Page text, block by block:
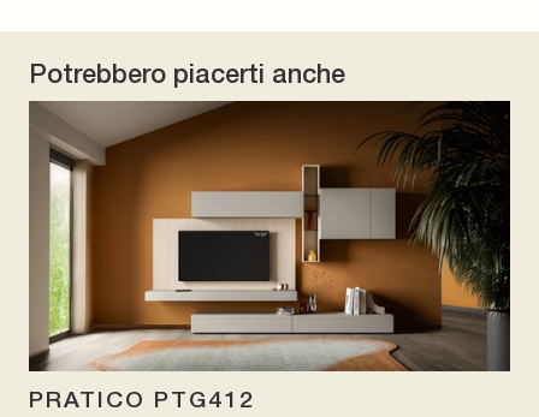
Potrebbero piacerti anche
PRATICO PTG412